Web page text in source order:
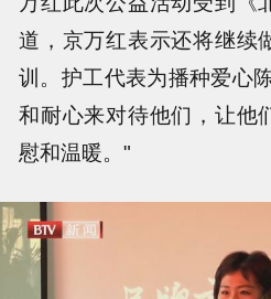
道，京万红表示还将继续
训。护工代表为播种爱心
和耐心来对待他们，让他
慰和温暖。"